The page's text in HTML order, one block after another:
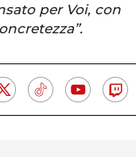
per Voi, con